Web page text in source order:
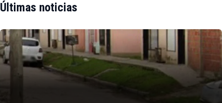
Últimas noticias